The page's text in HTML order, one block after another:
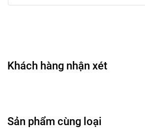
động kéo dài.
• Giữ lớp nền ổn định, hạn chế trôi và
• Tạo hiệu ứng gương mặt gọn gàng,
🖌️ Hướng dẫn sử dụng
• Làm sạch và dưỡng ẩm da trước khi
Khách hàng nhận xét
Sản phẩm cùng loại